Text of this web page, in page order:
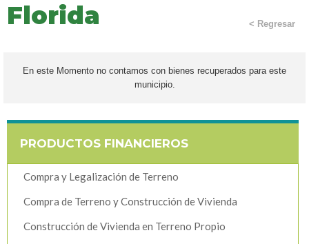
Florida < Regresar
En este Momento no contamos con bienes recuperados para este
municipio.
PRODUCTOS FINANCIEROS
Compra y Legalización de Terreno
Compra de Terreno y Construcción de Vivienda
Construcción de Vivienda en Terreno Propio